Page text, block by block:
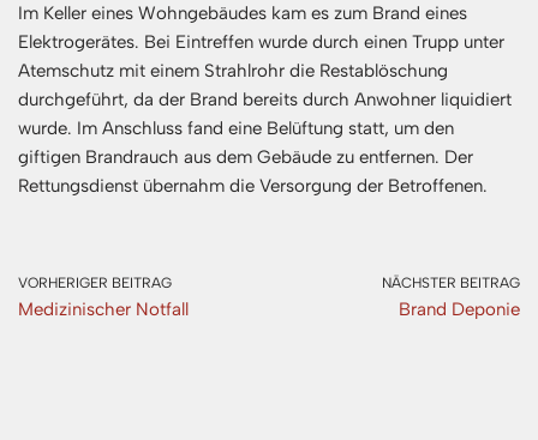
Im Keller eines Wohngebäudes kam es zum Brand eines
Elektrogerätes. Bei Eintreffen wurde durch einen Trupp unter
Atemschutz mit einem Strahlrohr die Restablöschung
durchgeführt, da der Brand bereits durch Anwohner liquidiert
wurde. Im Anschluss fand eine Belüftung statt, um den
giftigen Brandrauch aus dem Gebäude zu entfernen. Der
Rettungsdienst übernahm die Versorgung der Betroffenen.
VORHERIGER BEITRAG
Medizinischer Notfall
NÄCHSTER BEITRAG
Brand Deponie